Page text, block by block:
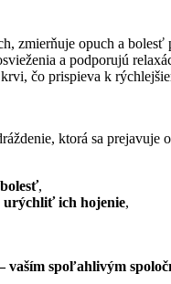
zmierňuje opuch a
a podporujú
čo prispieva k
ktorá sa
,
urýchliť ich hojenie,
spoľahlivým